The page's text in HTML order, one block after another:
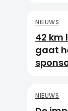
NIEUWS
42 km
gaat
NIEUWS